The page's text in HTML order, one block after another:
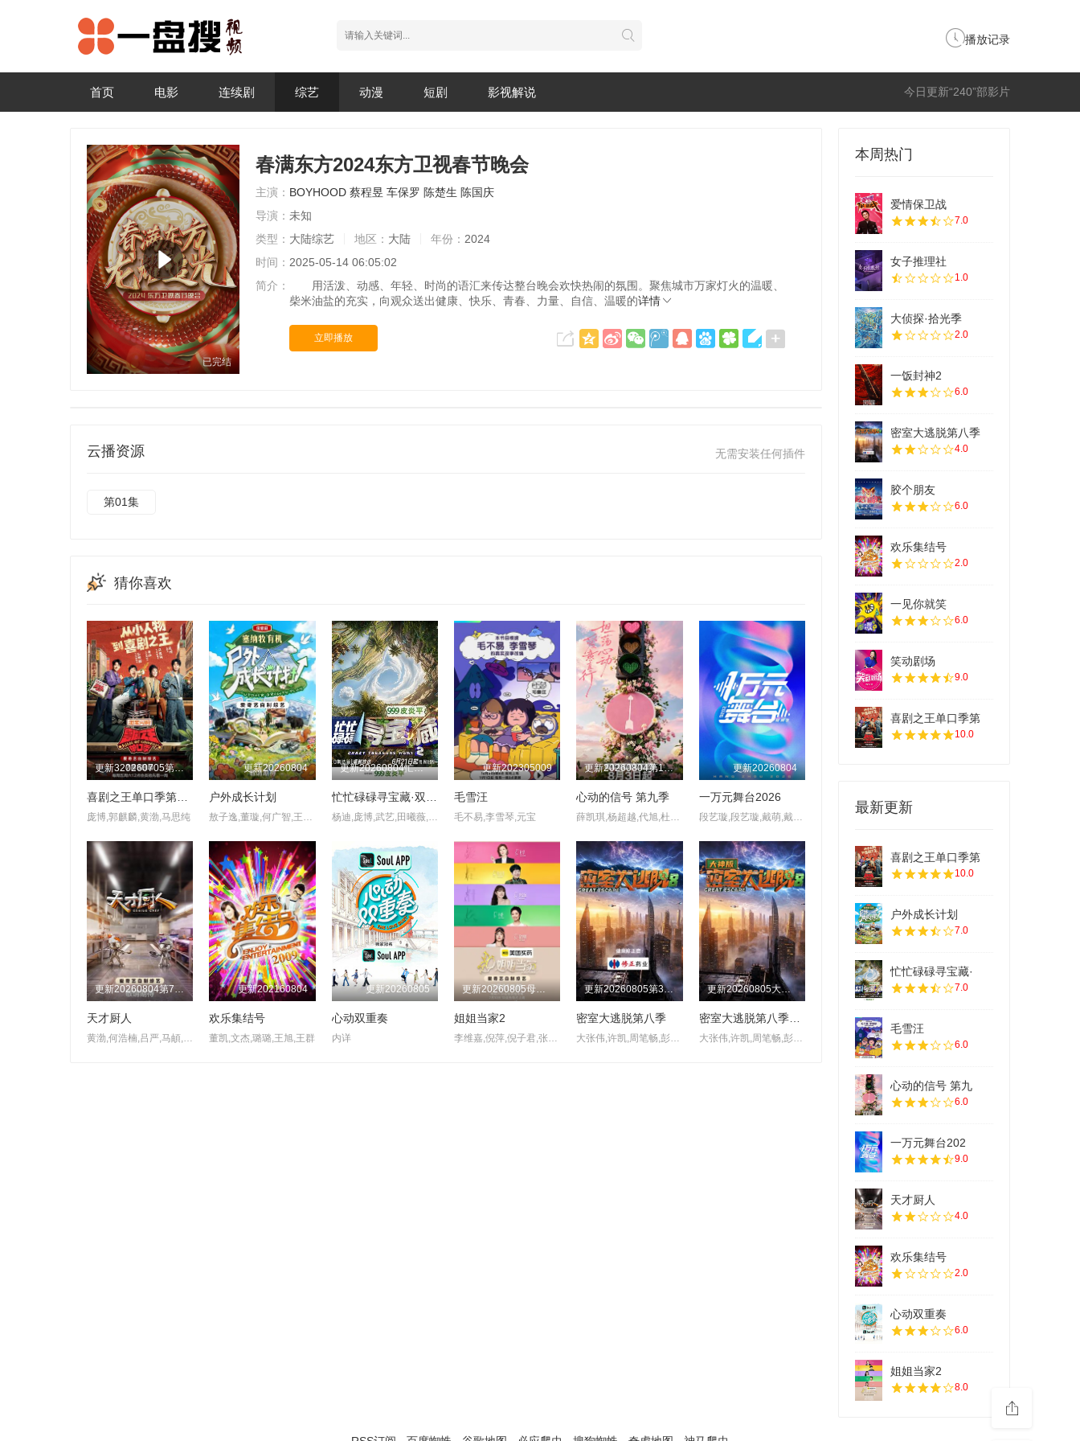
播放记录
今日更新“240”部影片
首页 电影 连续剧 综艺 动漫 短剧 影视解说
已完结
春满东方2024东方卫视春节晚会
主演： BOYHOOD 蔡程昱 车保罗 陈楚生 陈国庆
导演： 未知
类型： 大陆综艺 地区： 大陆 年份： 2024
时间： 2025-05-14 06:05:02
简介：
用活泼、动感、年轻、时尚的语汇来传达整台晚会欢快热闹的氛围。聚焦城市万家灯火的温暖、
柴米油盐的充实，向观众送出健康、快乐、青春、力量、自信、温暖的详情
立即播放
无需安装任何插件
云播资源
第01集
猜你喜欢
更新320260705第1期加更
喜剧之王单口季第三季
庞博,郭麒麟,黄渤,马思纯
更新20260804
户外成长计划
敖子逸,董璇,何广智,王智,徐志胜,尹正
更新20260804忙里偷闲录第7期：王安宇
忙忙碌碌寻宝藏·双人成行季
杨迪,庞博,武艺,田曦薇,王安宇,黄子弘凡,李维嘉,黄明昊,胡一天,吴昕,孙阳,孙阳,Sunny,Sun
更新202305009
毛雪汪
毛不易,李雪琴,元宝
更新20260804第1期下
心动的信号 第九季
薛凯琪,杨超越,代旭,杜海涛,张纯烨
更新20260804
一万元舞台2026
段艺璇,段艺璇,戴萌,戴萌,太一,许杨玉琢,杨冰怡
更新20260804第7期天才厨房
天才厨人
黄渤,何浩楠,吕严,马頔,王祖蓝,杨超越,岳云鹏,张柏芝
更新202160804
欢乐集结号
董凯,文杰,璐璐,王旭,王群
更新20260805
心动双重奏
内详
更新20260805母带2第4期上
姐姐当家2
李维嘉,倪萍,倪子君,张泉灵,杜华,房主任,冉莹颖,小鹿,徐梦桃
更新20260805第3期：公馆离情Ⅰ上
密室大逃脱第八季
大张伟,许凯,周笔畅,彭昱畅,张真源,陈哲远
更新20260805大神版第3期：密神团飙戏圆谎二
密室大逃脱第八季大神版
大张伟,许凯,周笔畅,彭昱畅,张真源,陈哲远
本周热门
爱情保卫战
7.0
女子推理社
1.0
大侦探·拾光季
2.0
一饭封神2
6.0
密室大逃脱第八季
4.0
胶个朋友
6.0
欢乐集结号
2.0
一见你就笑
6.0
笑动剧场
9.0
喜剧之王单口季第
10.0
最新更新
喜剧之王单口季第
10.0
户外成长计划
7.0
忙忙碌碌寻宝藏·
7.0
毛雪汪
6.0
心动的信号 第九
6.0
一万元舞台202
9.0
天才厨人
4.0
欢乐集结号
2.0
心动双重奏
6.0
姐姐当家2
8.0